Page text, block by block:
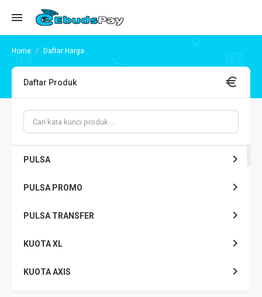
Daftar Harga
Daftar Produk
PULSA
PULSA PROMO
PULSA TRANSFER
KUOTA XL
KUOTA AXIS